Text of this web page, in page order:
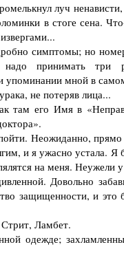
луч
в стоге сена.
симптомы; но
надо принимать
упоминании мной в
не потеряв лица...
его Имя в
Неожиданно,
и я ужасно устала.
на меня. Неужели
Довольно
защищенности, и это
Ламбет.
одежде;